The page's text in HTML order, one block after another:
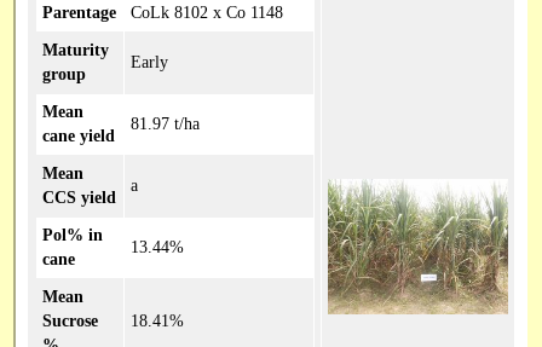
Parentage CoLk 8102 x Co 1148
Maturity
group
Early
Mean
cane yield
81.97 t/ha
Mean
CCS yield
a
Pol% in
cane
13.44%
Mean
Sucrose
18.41%